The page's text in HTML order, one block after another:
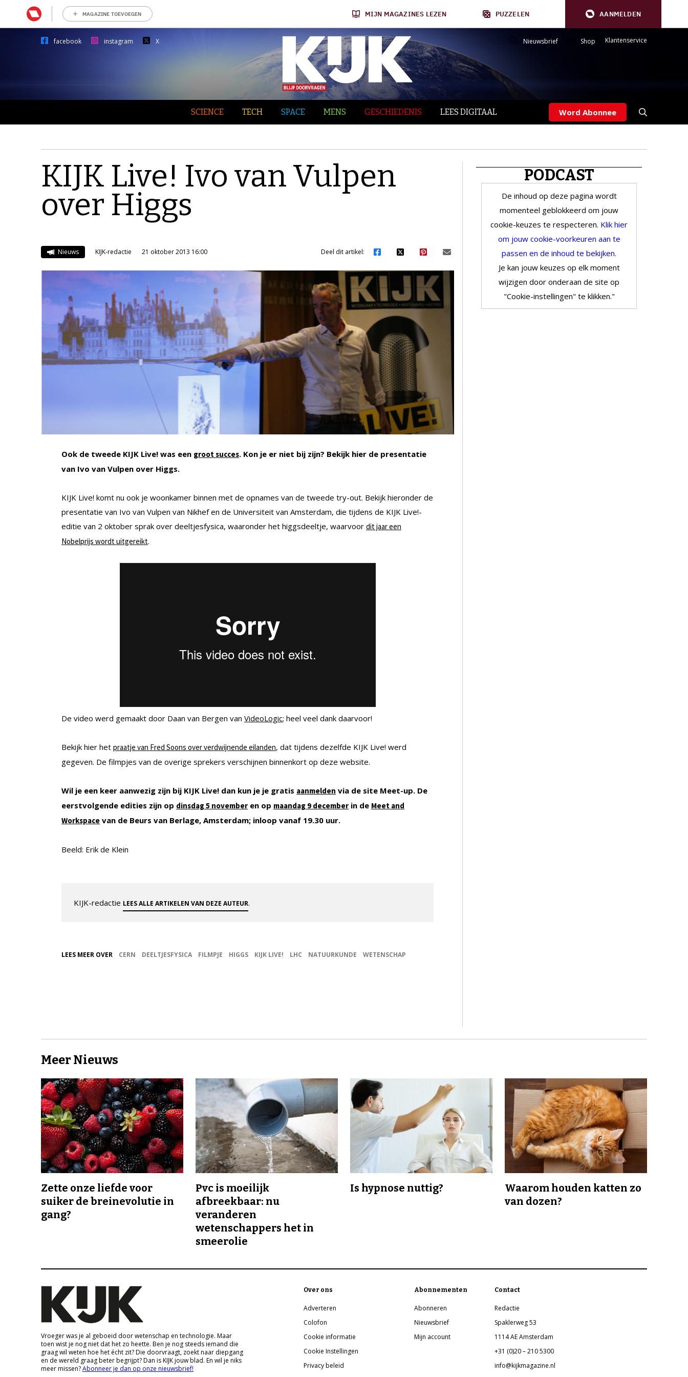
MAGAZINE TOEVOEGEN MIJN MAGAZINES LEZEN PUZZELEN AANMELDEN
facebook instagram X Nieuwsbrief Shop Klantenservice
SCIENCE TECH SPACE MENS GESCHIEDENIS LEES DIGITAAL Word Abonnee
KIJK Live! Ivo van Vulpen
over Higgs
Nieuws KIJK-redactie 21 oktober 2013 16:00 Deel dit artikel:
Ook de tweede KIJK Live! was een groot succes. Kon je er niet bij zijn? Bekijk hier de presentatie
van Ivo van Vulpen over Higgs.
KIJK Live! komt nu ook je woonkamer binnen met de opnames van de tweede try-out. Bekijk hieronder de
presentatie van Ivo van Vulpen van Nikhef en de Universiteit van Amsterdam, die tijdens de KIJK Live!-
editie van 2 oktober sprak over deeltjesfysica, waaronder het higgsdeeltje, waarvoor dit jaar een
Nobelprijs wordt uitgereikt.
De video werd gemaakt door Daan van Bergen van VideoLogic; heel veel dank daarvoor!
Bekijk hier het praatje van Fred Soons over verdwijnende eilanden, dat tijdens dezelfde KIJK Live! werd
gegeven. De filmpjes van de overige sprekers verschijnen binnenkort op deze website.
Wil je een keer aanwezig zijn bij KIJK Live! dan kun je je gratis aanmelden via de site Meet-up. De
eerstvolgende edities zijn op dinsdag 5 november en op maandag 9 december in de Meet and
Workspace van de Beurs van Berlage, Amsterdam; inloop vanaf 19.30 uur.
Beeld: Erik de Klein
KIJK-redactie LEES ALLE ARTIKELEN VAN DEZE AUTEUR.
LEES MEER OVER CERN DEELTJESFYSICA FILMPJE HIGGS KIJK LIVE! LHC NATUURKUNDE WETENSCHAP
PODCAST
De inhoud op deze pagina wordt
momenteel geblokkeerd om jouw
cookie-keuzes te respecteren. Klik hier
om jouw cookie-voorkeuren aan te
passen en de inhoud te bekijken.
Je kan jouw keuzes op elk moment
wijzigen door onderaan de site op
"Cookie-instellingen" te klikken."
Meer Nieuws
Zette onze liefde voor
suiker de breinevolutie in
gang?
Pvc is moeilijk
afbreekbaar: nu
veranderen
wetenschappers het in
smeerolie
Is hypnose nuttig?
Waarom houden katten zo
van dozen?
Vroeger was je al geboeid door wetenschap en technologie. Maar
toen wist je nog niet dat het zo heette. Ben je nog steeds iemand die
graag wil weten hoe het écht zit? Die doorvraagt, zoekt naar diepgang
en de wereld graag beter begrijpt? Dan is KIJK jouw blad. En wil je niks
meer missen?Abonneer je dan op onze nieuwsbrief!
Over ons
Adverteren
Colofon
Cookie informatie
Cookie Instellingen
Privacy beleid
Abonnementen
Abonneren
Nieuwsbrief
Mijn account
Contact
Redactie
Spaklerweg 53
1114 AE Amsterdam
+31 (0)20 – 210 5300
info@kijkmagazine.nl